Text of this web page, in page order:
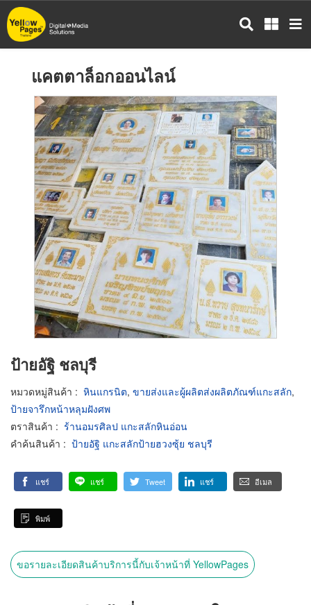
ข้าม
ไป
แคตตาล็อกออนไลน์
ป้ายอัฐิ ชลบุรี
หมวดหมู่สินค้า : หินแกรนิต, ขายส่งและผู้ผลิตส่งผลิตภัณฑ์แกะสลัก,
ป้ายจารึกหน้าหลุมฝังศพ
ตราสินค้า : ร้านอมรศิลป แกะสลักหินอ่อน
คำค้นสินค้า : ป้ายอัฐิ แกะสลักป้ายฮวงซุ้ย ชลบุรี
แชร์ แชร์ Tweet แชร์ อีเมล
พิมพ์
ขอรายละเอียดสินค้าบริการนี้กับเจ้าหน้าที่ YellowPages